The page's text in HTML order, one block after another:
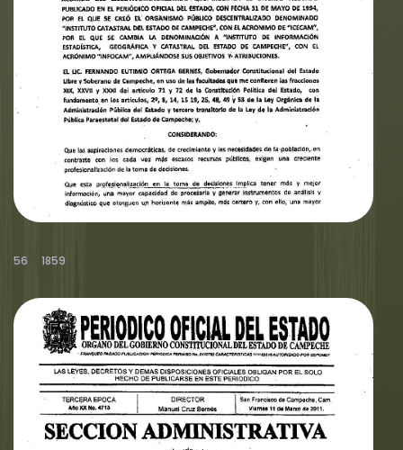
56 1859